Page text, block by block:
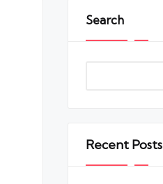
Search
Recent Posts